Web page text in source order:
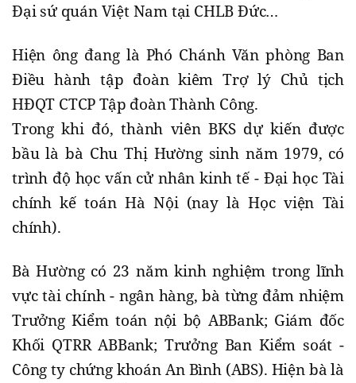
Đại sứ quán Việt Nam tại CHLB Đức…
Hiện ông đang là Phó Chánh Văn phòng Ban
Điều hành tập đoàn kiêm Trợ lý Chủ tịch
HĐQT CTCP Tập đoàn Thành Công.
Trong khi đó, thành viên BKS dự kiến được
bầu là bà Chu Thị Hường sinh năm 1979, có
trình độ học vấn cử nhân kinh tế - Đại học Tài
chính kế toán Hà Nội (nay là Học viện Tài
chính).
Bà Hường có 23 năm kinh nghiệm trong lĩnh
vực tài chính - ngân hàng, bà từng đảm nhiệm
Trưởng Kiểm toán nội bộ ABBank; Giám đốc
Khối QTRR ABBank; Trưởng Ban Kiểm soát -
Công ty chứng khoán An Bình (ABS). Hiện bà là